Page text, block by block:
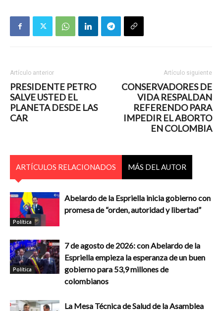
Artículo anterior
PRESIDENTE PETRO
SALVE USTED EL
PLANETA DESDE LAS
CAR
Artículo siguiente
CONSERVADORES DE
VIDA RESPALDAN
REFERENDO PARA
IMPEDIR EL ABORTO
EN COLOMBIA
ARTÍCULOS RELACIONADOS MÁS DEL AUTOR
Política
Abelardo de la Espriella inicia gobierno con
promesa de “orden, autoridad y libertad”
Política
7 de agosto de 2026: con Abelardo de la
Espriella empieza la esperanza de un buen
gobierno para 53,9 millones de
colombianos
La Mesa Técnica de Salud de la Asamblea